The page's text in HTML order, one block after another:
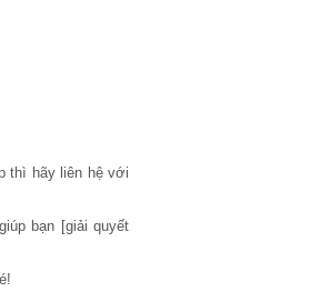
thì hãy liên hệ với
bạn [giải quyết